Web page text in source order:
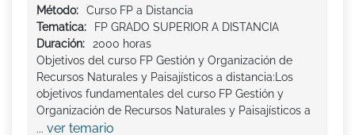
Método:
Curso FP a Distancia
Tematica:
FP GRADO SUPERIOR A DISTANCIA
Duración:
2000 horas
Objetivos del curso FP Gestión y Organización de
Recursos Naturales y Paisajísticos a distancia:Los
objetivos fundamentales del curso FP Gestión y
Organización de Recursos Naturales y Paisajísticos a
... ver temario